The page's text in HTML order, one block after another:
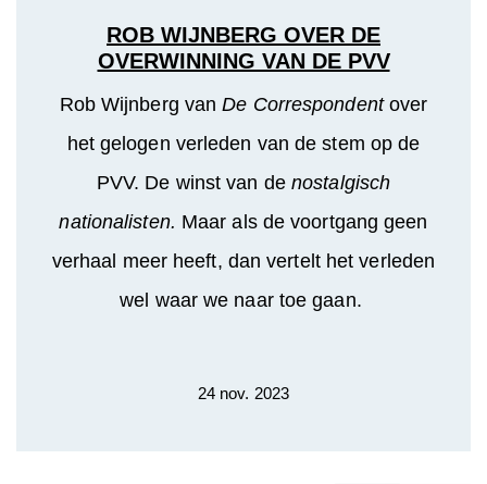
ROB WIJNBERG OVER DE
OVERWINNING VAN DE PVV
Rob Wijnberg vanDe Correspondent over
het gelogen verleden van de stem op de
PVV. De winst van de nostalgisch
nationalisten. Maar als de voortgang geen
verhaal meer heeft, dan vertelt het verleden
wel waar we naar toe gaan.
24 nov. 2023